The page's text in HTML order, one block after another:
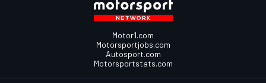
Motor1.com
Motorsportjobs.com
Autosport.com
Motorsportstats.com